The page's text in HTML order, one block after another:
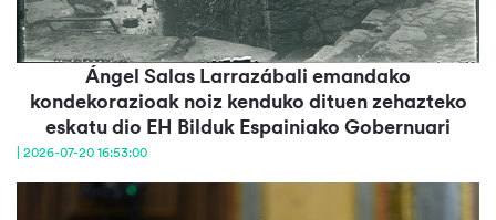
Ángel Salas Larrazábali emandako
kondekorazioak noiz kenduko dituen zehazteko
eskatu dio EH Bilduk Espainiako Gobernuari
| 2026-07-20 16:53:00